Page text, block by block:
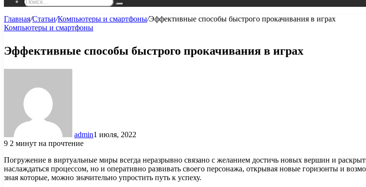
Поиск...
Главная/Статьи/Компьютеры и смартфоны/Эффективные способы быстрого прокачивания в играх
Компьютеры и смартфоны
Эффективные способы быстрого прокачивания в играх
admin1 июля, 2022
9 2 минут на прочтение
Погружение в виртуальные миры всегда неразрывно связано с желанием достичь новых вершин и
наслаждаться процессом, но и оперативно развивать своего персонажа, открывая новые горизонты и
зная которые, можно значительно упростить путь к успеху.